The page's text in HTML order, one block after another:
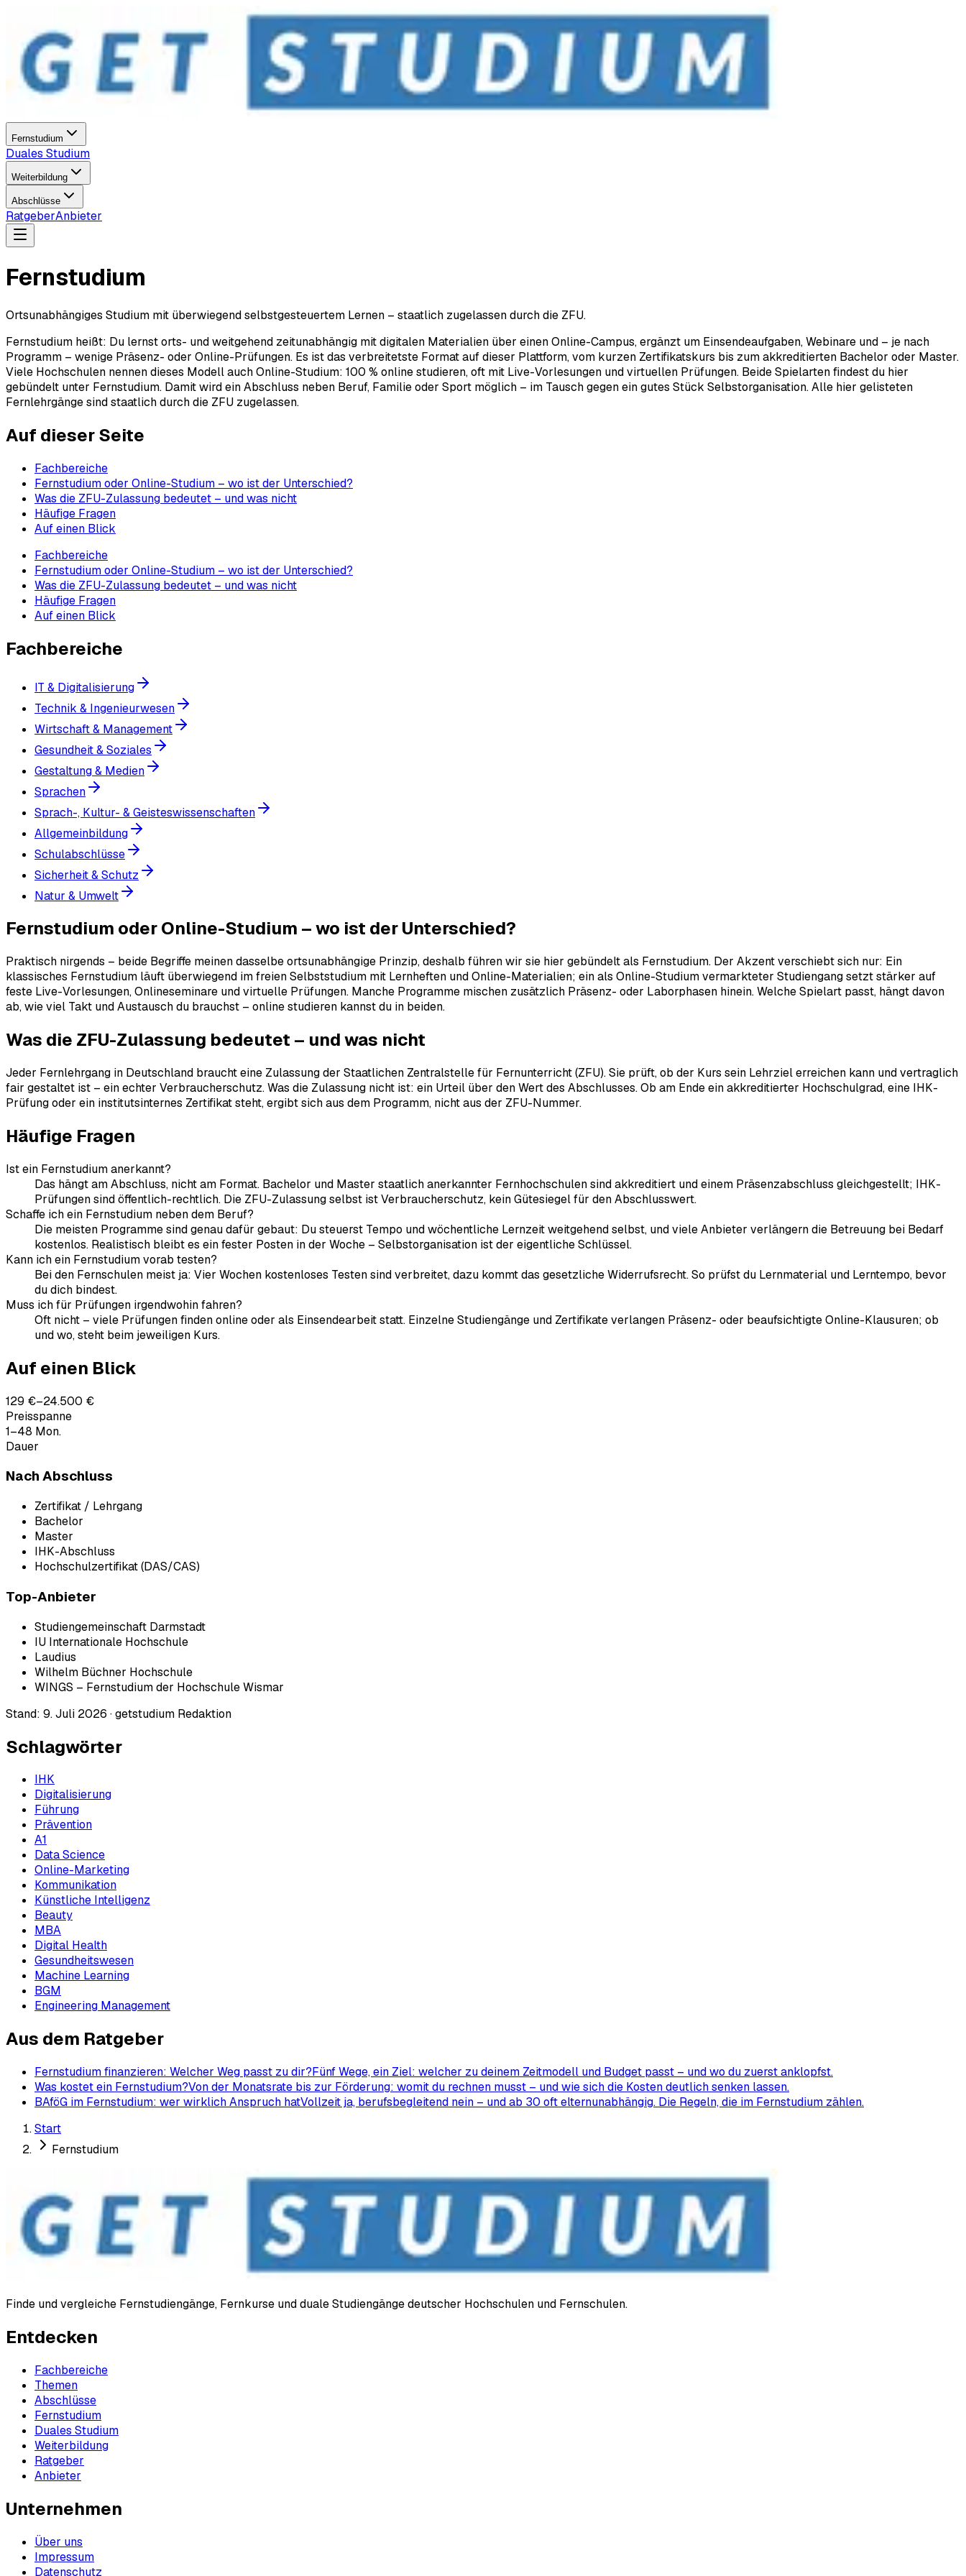
Fernstudium
Duales Studium
Weiterbildung
Abschlüsse
RatgeberAnbieter
Fernstudium
Ortsunabhängiges Studium mit überwiegend selbstgesteuertem Lernen – staatlich zugelassen durch die ZFU.
Fernstudium heißt: Du lernst orts- und weitgehend zeitunabhängig mit digitalen Materialien über einen Online-Campus, ergänzt um Einsendeaufgaben, Webinare und – je nach
Programm – wenige Präsenz- oder Online-Prüfungen. Es ist das verbreitetste Format auf dieser Plattform, vom kurzen Zertifikatskurs bis zum akkreditierten Bachelor oder Master.
Viele Hochschulen nennen dieses Modell auch Online-Studium: 100 % online studieren, oft mit Live-Vorlesungen und virtuellen Prüfungen. Beide Spielarten findest du hier
gebündelt unter Fernstudium. Damit wird ein Abschluss neben Beruf, Familie oder Sport möglich – im Tausch gegen ein gutes Stück Selbstorganisation. Alle hier gelisteten
Fernlehrgänge sind staatlich durch die ZFU zugelassen.
Auf dieser Seite
Fachbereiche
Fernstudium oder Online-Studium – wo ist der Unterschied?
Was die ZFU-Zulassung bedeutet – und was nicht
Häufige Fragen
Auf einen Blick
Fachbereiche
Fernstudium oder Online-Studium – wo ist der Unterschied?
Was die ZFU-Zulassung bedeutet – und was nicht
Häufige Fragen
Auf einen Blick
Fachbereiche
IT & Digitalisierung
Technik & Ingenieurwesen
Wirtschaft & Management
Gesundheit & Soziales
Gestaltung & Medien
Sprachen
Sprach-, Kultur- & Geisteswissenschaften
Allgemeinbildung
Schulabschlüsse
Sicherheit & Schutz
Natur & Umwelt
Fernstudium oder Online-Studium – wo ist der Unterschied?
Praktisch nirgends – beide Begriffe meinen dasselbe ortsunabhängige Prinzip, deshalb führen wir sie hier gebündelt als Fernstudium. Der Akzent verschiebt sich nur: Ein
klassisches Fernstudium läuft überwiegend im freien Selbststudium mit Lernheften und Online-Materialien; ein als Online-Studium vermarkteter Studiengang setzt stärker auf
feste Live-Vorlesungen, Onlineseminare und virtuelle Prüfungen. Manche Programme mischen zusätzlich Präsenz- oder Laborphasen hinein. Welche Spielart passt, hängt davon
ab, wie viel Takt und Austausch du brauchst – online studieren kannst du in beiden.
Was die ZFU-Zulassung bedeutet – und was nicht
Jeder Fernlehrgang in Deutschland braucht eine Zulassung der Staatlichen Zentralstelle für Fernunterricht (ZFU). Sie prüft, ob der Kurs sein Lehrziel erreichen kann und vertraglich
fair gestaltet ist – ein echter Verbraucherschutz. Was die Zulassung nicht ist: ein Urteil über den Wert des Abschlusses. Ob am Ende ein akkreditierter Hochschulgrad, eine IHK-
Prüfung oder ein institutsinternes Zertifikat steht, ergibt sich aus dem Programm, nicht aus der ZFU-Nummer.
Häufige Fragen
Ist ein Fernstudium anerkannt?
Das hängt am Abschluss, nicht am Format. Bachelor und Master staatlich anerkannter Fernhochschulen sind akkreditiert und einem Präsenzabschluss gleichgestellt; IHK-
Prüfungen sind öffentlich-rechtlich. Die ZFU-Zulassung selbst ist Verbraucherschutz, kein Gütesiegel für den Abschlusswert.
Schaffe ich ein Fernstudium neben dem Beruf?
Die meisten Programme sind genau dafür gebaut: Du steuerst Tempo und wöchentliche Lernzeit weitgehend selbst, und viele Anbieter verlängern die Betreuung bei Bedarf
kostenlos. Realistisch bleibt es ein fester Posten in der Woche – Selbstorganisation ist der eigentliche Schlüssel.
Kann ich ein Fernstudium vorab testen?
Bei den Fernschulen meist ja: Vier Wochen kostenloses Testen sind verbreitet, dazu kommt das gesetzliche Widerrufsrecht. So prüfst du Lernmaterial und Lerntempo, bevor
du dich bindest.
Muss ich für Prüfungen irgendwohin fahren?
Oft nicht – viele Prüfungen finden online oder als Einsendearbeit statt. Einzelne Studiengänge und Zertifikate verlangen Präsenz- oder beaufsichtigte Online-Klausuren; ob
und wo, steht beim jeweiligen Kurs.
Auf einen Blick
129 €–24.500 €
Preisspanne
1–48 Mon.
Dauer
Nach Abschluss
Zertifikat / Lehrgang
Bachelor
Master
IHK-Abschluss
Hochschulzertifikat (DAS/CAS)
Top-Anbieter
Studiengemeinschaft Darmstadt
IU Internationale Hochschule
Laudius
Wilhelm Büchner Hochschule
WINGS – Fernstudium der Hochschule Wismar
Stand: 9. Juli 2026 ·getstudium Redaktion
Schlagwörter
IHK
Digitalisierung
Führung
Prävention
A1
Data Science
Online-Marketing
Kommunikation
Künstliche Intelligenz
Beauty
MBA
Digital Health
Gesundheitswesen
Machine Learning
BGM
Engineering Management
Aus dem Ratgeber
Fernstudium finanzieren: Welcher Weg passt zu dir?Fünf Wege, ein Ziel: welcher zu deinem Zeitmodell und Budget passt – und wo du zuerst anklopfst.
Was kostet ein Fernstudium?Von der Monatsrate bis zur Förderung: womit du rechnen musst – und wie sich die Kosten deutlich senken lassen.
BAföG im Fernstudium: wer wirklich Anspruch hatVollzeit ja, berufsbegleitend nein – und ab 30 oft elternunabhängig. Die Regeln, die im Fernstudium zählen.
Start
Fernstudium
Finde und vergleiche Fernstudiengänge, Fernkurse und duale Studiengänge deutscher Hochschulen und Fernschulen.
Entdecken
Fachbereiche
Themen
Abschlüsse
Fernstudium
Duales Studium
Weiterbildung
Ratgeber
Anbieter
Unternehmen
Über uns
Impressum
Datenschutz